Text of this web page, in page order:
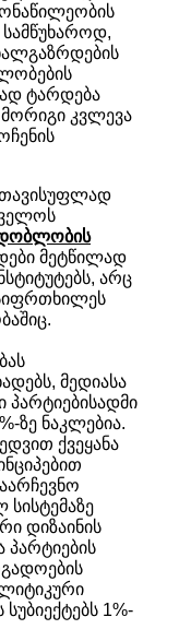
სამწუხაროდ,
ტარდება
მორიგი კვლევა
თავისუფლად
მეტწილად
არც
მედიასა
ზე ნაკლებია.
ქვეყანა
დიზაინის
1%-